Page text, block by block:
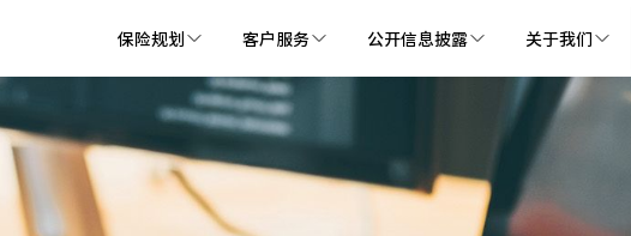
保险规划 客户服务 公开信息披露 关于我们